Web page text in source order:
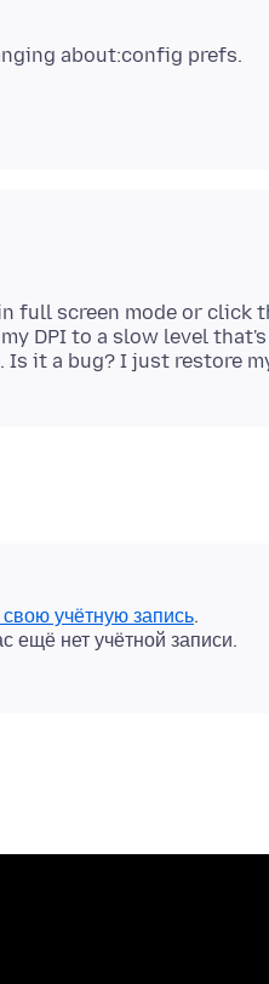
full screen mode or click
DPI to a slow level
свою учётную запись.
ещё нет учётной записи.